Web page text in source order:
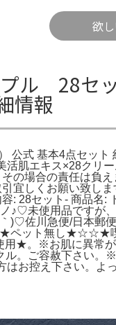
欲
ル 28セ
情報
公式 基本4点セット
肌エキス×28クリ
の場合の責任は負
宜しくお願い致しま
: 28セット- 商品名:
♪♡未使用品ですが
)♡佐川急便/日本郵
ペット無し
★。※お肌に異常が
ル。ご容赦下さい。
お控え下さい。よ